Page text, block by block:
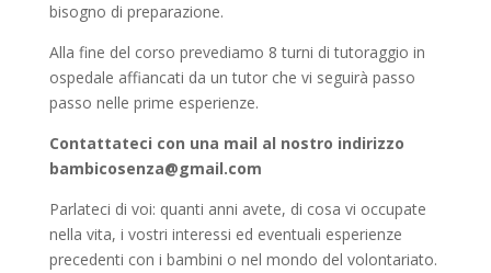
bisogno di preparazione.
Alla fine del corso prevediamo 8 turni di tutoraggio in
ospedale affiancati da un tutor che vi seguirà passo
passo nelle prime esperienze.
Contattateci con una mail al nostro indirizzo
bambicosenza@gmail.com
Parlateci di voi: quanti anni avete, di cosa vi occupate
nella vita, i vostri interessi ed eventuali esperienze
precedenti con i bambini o nel mondo del volontariato.